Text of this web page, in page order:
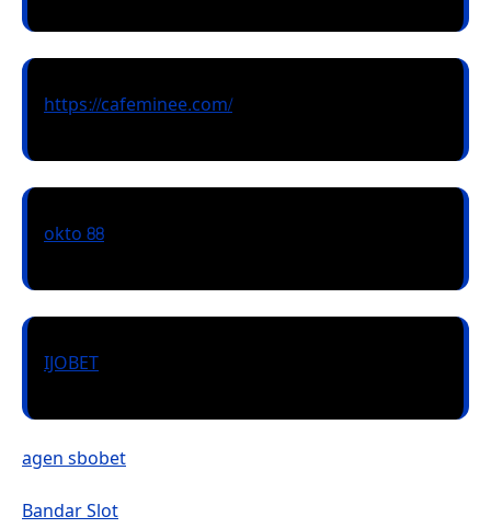
https://cafeminee.com/
okto 88
IJOBET
agen sbobet
Bandar Slot